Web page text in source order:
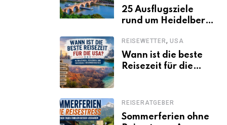
25 Ausflugsziele
rund um Heidelberg,
sollte
REISEWETTER, USA
Wann ist die beste
Reisezeit für die
saisonale
Besonderheiten
REISERATGEBER
Sommerferien ohne